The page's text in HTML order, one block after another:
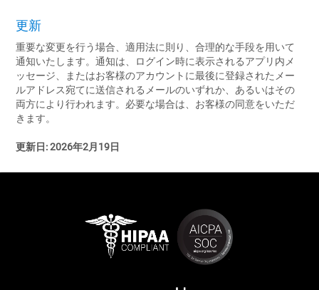
更新
重要な変更を行う場合、適用法に則り、合理的な手段を用いて
通知いたします。通知は、ログイン時に表示されるアプリ内メ
ッセージ、またはお客様のアカウントに最後に登録されたメー
ルアドレス宛てに送信されるメールのいずれか、あるいはその
両方により行われます。必要な場合は、お客様の同意をいただ
きます。
更新日:2026年2月19日